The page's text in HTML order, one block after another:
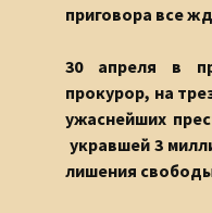
приговора все
30 апреля в
прокурор, на
ужаснейших
укравшей 3
лишения